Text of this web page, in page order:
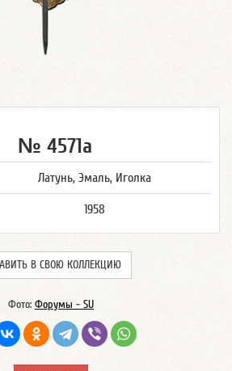
№ 4571а
Латунь, Эмаль, Иголка
1958
В СВОЮ КОЛЛЕКЦИЮ
Фото: Форумы - SU